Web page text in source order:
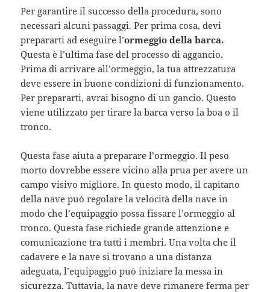
Per garantire il successo della procedura, sono
necessari alcuni passaggi. Per prima cosa, devi
prepararti ad eseguire l’ormeggio della barca.
Questa è l’ultima fase del processo di aggancio.
Prima di arrivare all’ormeggio, la tua attrezzatura
deve essere in buone condizioni di funzionamento.
Per prepararti, avrai bisogno di un gancio. Questo
viene utilizzato per tirare la barca verso la boa o il
tronco.
Questa fase aiuta a preparare l’ormeggio. Il peso
morto dovrebbe essere vicino alla prua per avere un
campo visivo migliore. In questo modo, il capitano
della nave può regolare la velocità della nave in
modo che l’equipaggio possa fissare l’ormeggio al
tronco. Questa fase richiede grande attenzione e
comunicazione tra tutti i membri. Una volta che il
cadavere e la nave si trovano a una distanza
adeguata, l’equipaggio può iniziare la messa in
sicurezza. Tuttavia, la nave deve rimanere ferma per